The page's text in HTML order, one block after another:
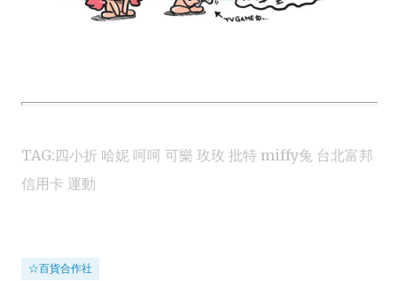
TAG:四小折 哈妮 呵呵 可樂 玫玫 批特 miffy兔 台北富邦
信用卡 運動
☆百貨合作社